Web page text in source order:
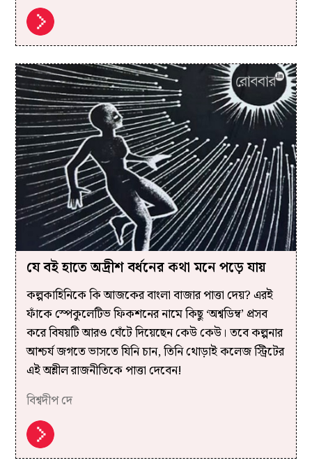
যে বই হাতে অদ্রীশ বর্ধনের কথা মনে পড়ে যায়
কল্পকাহিনিকে কি আজকের বাংলা বাজার পাত্তা দেয়? এরই
ফাঁকে স্পেকুলেটিভ ফিকশনের নামে কিছু ‘অশ্বডিম্ব’ প্রসব
করে বিষয়টি আরও ঘেঁটে দিয়েছেন কেউ কেউ। তবে কল্পনার
আশ্চর্য জগতে ভাসতে যিনি চান, তিনি থোড়াই কলেজ স্ট্রিটের
এই অশ্লীল রাজনীতিকে পাত্তা দেবেন!
বিশ্বদীপ দে